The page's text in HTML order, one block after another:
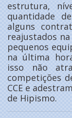
estrutura,
quantidade
alguns
reajustados
pequenos
na última
isso não
competições
CCE e
de Hipismo.